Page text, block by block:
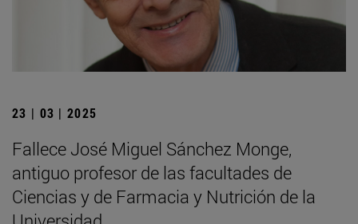
23 | 03 | 2025
Fallece José Miguel Sánchez Monge,
antiguo profesor de las facultades de
Ciencias y de Farmacia y Nutrición de la